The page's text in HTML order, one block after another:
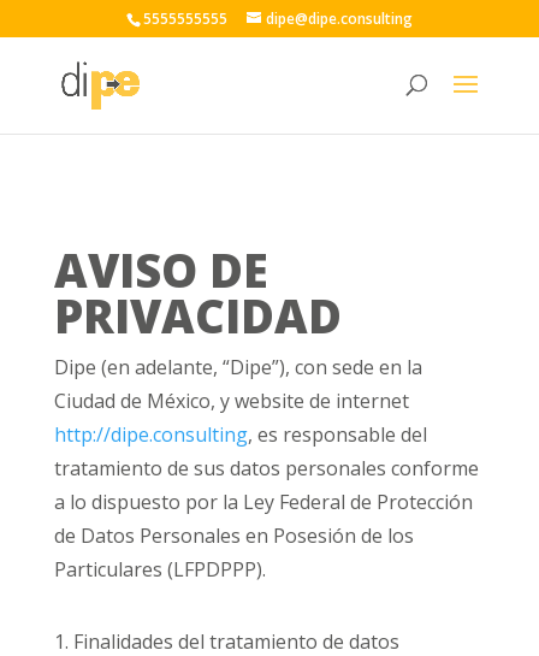
5555555555 dipe@dipe.consulting
AVISO DE
PRIVACIDAD
Dipe (en adelante, “Dipe”), con sede en la
Ciudad de México, y website de internet
http://dipe.consulting, es responsable del
tratamiento de sus datos personales conforme
a lo dispuesto por la Ley Federal de Protección
de Datos Personales en Posesión de los
Particulares (LFPDPPP).
1. Finalidades del tratamiento de datos